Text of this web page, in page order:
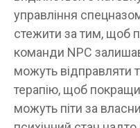
управління
стежити за тим, щоб
команди NPC
можуть відправляти
терапію, щоб
можуть піти за